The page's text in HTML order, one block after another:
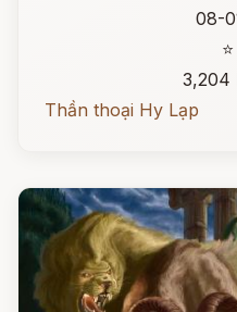
08-
3,204
Thần thoại Hy Lạp